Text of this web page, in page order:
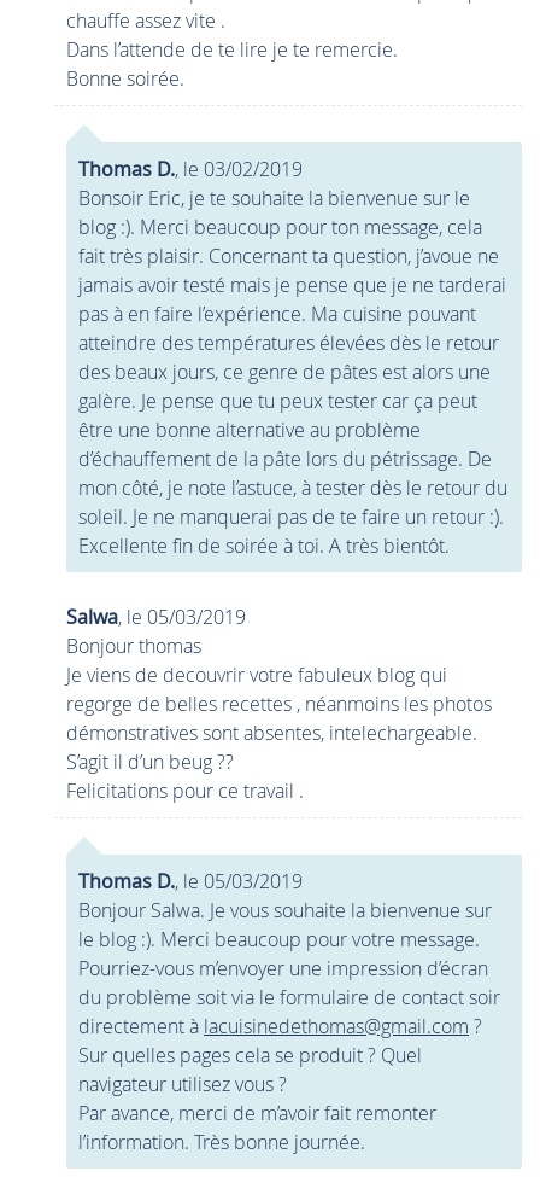
chauffe assez vite .
Dans l’attende de te lire je te remercie.
Bonne soirée.
Thomas D., le 03/02/2019
Bonsoir Eric, je te souhaite la bienvenue sur le
blog :). Merci beaucoup pour ton message, cela
fait très plaisir. Concernant ta question, j’avoue ne
jamais avoir testé mais je pense que je ne tarderai
pas à en faire l’expérience. Ma cuisine pouvant
atteindre des températures élevées dès le retour
des beaux jours, ce genre de pâtes est alors une
galère. Je pense que tu peux tester car ça peut
être une bonne alternative au problème
d’échauffement de la pâte lors du pétrissage. De
mon côté, je note l’astuce, à tester dès le retour du
soleil. Je ne manquerai pas de te faire un retour :).
Excellente fin de soirée à toi. A très bientôt.
Salwa, le 05/03/2019
Bonjour thomas
Je viens de decouvrir votre fabuleux blog qui
regorge de belles recettes , néanmoins les photos
démonstratives sont absentes, intelechargeable.
S’agit il d’un beug ??
Felicitations pour ce travail .
Thomas D., le 05/03/2019
Bonjour Salwa. Je vous souhaite la bienvenue sur
le blog :). Merci beaucoup pour votre message.
Pourriez-vous m’envoyer une impression d’écran
du problème soit via le formulaire de contact soir
directement à lacuisinedethomas@gmail.com ?
Sur quelles pages cela se produit ? Quel
navigateur utilisez vous ?
Par avance, merci de m’avoir fait remonter
l’information. Très bonne journée.